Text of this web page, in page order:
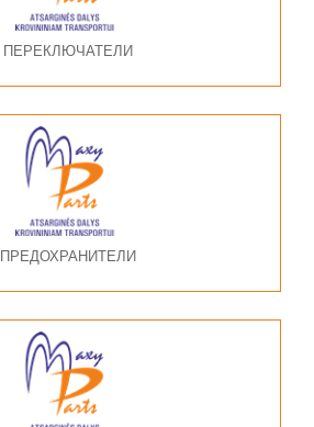
ПЕРЕКЛЮЧАТЕЛИ
ПРЕДОХРАНИТЕЛИ